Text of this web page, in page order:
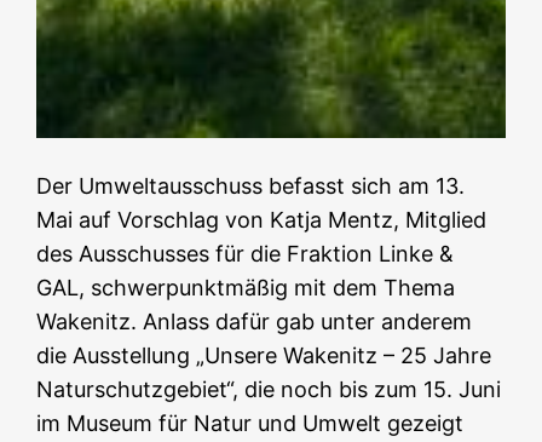
Der Umweltausschuss befasst sich am 13.
Mai auf Vorschlag von Katja Mentz, Mitglied
des Ausschusses für die Fraktion Linke &
GAL, schwerpunktmäßig mit dem Thema
Wakenitz. Anlass dafür gab unter anderem
die Ausstellung „Unsere Wakenitz – 25 Jahre
Naturschutzgebiet“, die noch bis zum 15. Juni
im Museum für Natur und Umwelt gezeigt